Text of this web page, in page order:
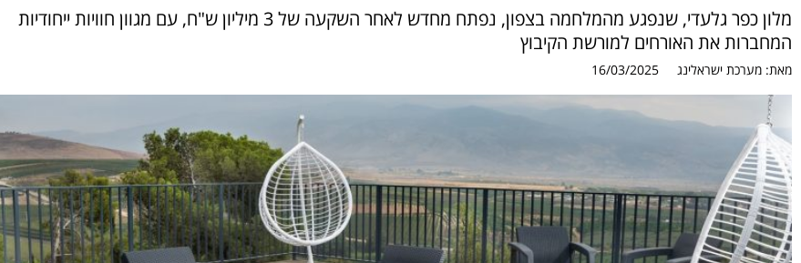
מלון כפר גלעדי, שנפגע מהמלחמה בצפון, נפתח מחדש לאחר השקעה של 3 מיליון ש"ח, עם מגוון חוויות ייחודיות
המחברות את האורחים למורשת הקיבוץ
מאת: מערכת ישראלינג 16/03/2025